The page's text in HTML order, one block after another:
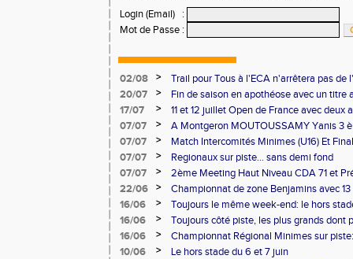
Login (Email)
:
Mot de Passe :
02/08 >
Trail pour Tous à l'ECA n'arrêtera pas de
20/07
>
Fin de saison en apothéose avec un titre
saison
17/07 >
11 et 12 juillet Open de France avec deux
07/07
>
A Montgeron MOUTOUSSAMY Yanis 3
française à Decines: Demi-fond
07/07 >
Match Intercomités Minimes (U16) Et
Benjamin(e)s (U14) à Besançon de haut
07/07 >
Regionaux sur piste... sans demi fond
07/07
>
2ème Meeting Haut Niveau CDA 71 et
Chalon
22/06 >
Championnat de zone Benjamins avec
Pontoise et Macon
16/06 >
Toujours le même week-end: le hors
16/06
>
Toujours côté piste, les plus grands dont
Master et 20 ème perf française au triple
16/06 >
Championnat Régional Minimes sur
personnels
10/06 >
Le hors stade du 6 et 7 juin